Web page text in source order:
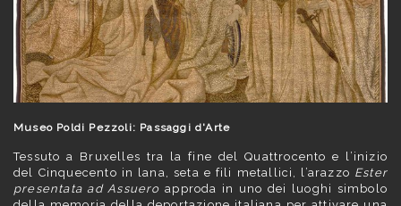
Museo Poldi Pezzoli: Passaggi d'Arte
Tessuto a Bruxelles tra la fine del Quattrocento e l’inizio
del Cinquecento in lana, seta e fili metallici, l’arazzo Ester
presentata ad Assuero approda in uno dei luoghi simbolo